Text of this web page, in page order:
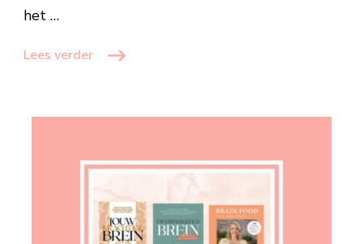
het …
Lees verder